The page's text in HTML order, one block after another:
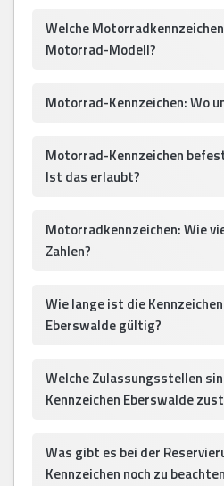
Welche
Motorrad-Modell?
Motorrad-Kennzeichen: Wo
Motorrad-Kennzeichen
Ist das erlaubt?
Motorradkennzeichen: Wie
Zahlen?
Wie lange ist die
Eberswalde gültig?
Welche Zulassungsstellen
Kennzeichen Eberswalde
Was gibt es bei der
Kennzeichen noch zu